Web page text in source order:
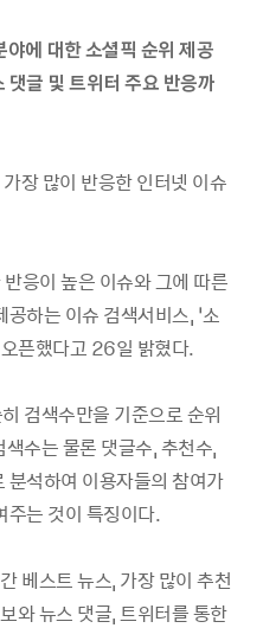
에 대한 소셜픽 순위 제공
글 및 트위터 주요 반응까
많이 반응한 인터넷 이슈
응이 높은 이슈와 그에 따른
하는 이슈 검색서비스, ‘소
픈했다고 26일 밝혔다.
검색수만을 기준으로 순위
색수는 물론 댓글수, 추천수,
석하여 이용자들의 참여가
주는 것이 특징이다.
베스트 뉴스, 가장 많이 추천
와 뉴스 댓글, 트위터를 통한